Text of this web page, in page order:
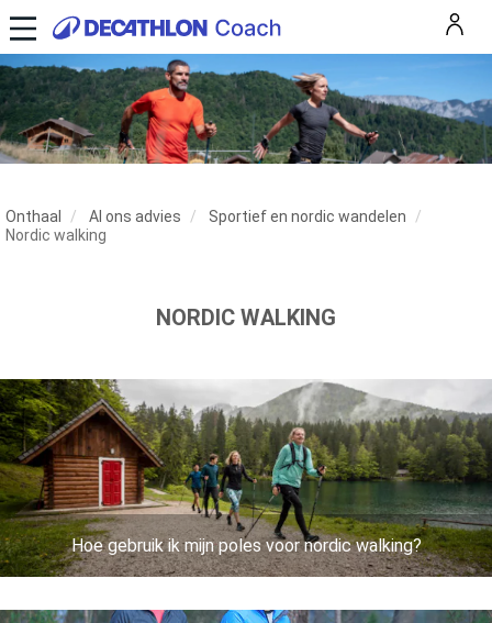
Onthaal Al ons advies
Sportief en nordic wandelen
Nordic walking
NORDIC WALKING
Hoe gebruik ik mijn poles voor nordic walking?